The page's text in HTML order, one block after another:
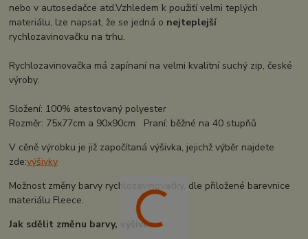
nebo v autosedačce atd.Vzhledem k použiťí velmi teplých
materiálu, lze napsat, že se jedná o nejteplejší
rychlozavinovačku na trhu.
Rychlozavinovačka má zapínaní na velmi kvalitní suchý zip, české
výroby.
Složení: 100% atestovaný polyester
Rozměr: 75x77cm a 90x90cm Praní: běžné na 40 stupňů
V cěně výrobku je již započítaná výšivka, jejichž výběr najdete
zde:výšivky
Možnost změny barvy rychlozavinovačky, dle přiložené barevnice
materiálu Fleece.
Jak sdělit změnu barvy, výšivku :